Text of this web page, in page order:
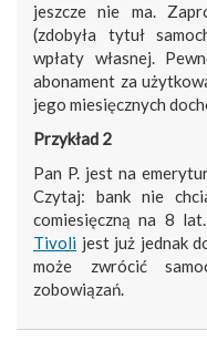
jeszcze nie ma.
(zdobyła tytuł
wpłaty własnej.
abonament za
jego miesięcznych
Przykład 2
Pan P. jest na
Czytaj: bank nie
comiesięczną na 8
Tivoli jest już jednak
może zwrócić
zobowiązań.